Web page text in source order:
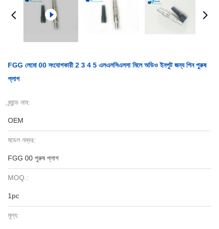
FGG লেমো 00 সংযোগকারী 2 3 4 5 এলএলসিএলসা মিলে অডিও ইনপুট জন্য পিন পুরুষ
প্লাগ
ব্র্যান্ড নাম:
OEM
মডেল নম্বর:
FGG 00 পুরুষ প্লাগ
MOQ.:
1pc
মূল্য: